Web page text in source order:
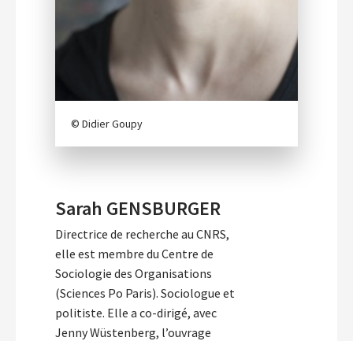
© Didier Goupy
Sarah GENSBURGER
Directrice de recherche au CNRS,
elle est membre du Centre de
Sociologie des Organisations
(Sciences Po Paris). Sociologue et
politiste. Elle a co-dirigé, avec
Jenny Wüstenberg, l’ouvrage